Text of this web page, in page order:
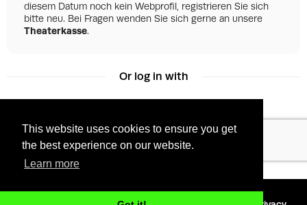
This website uses cookies to ensure you get
the best experience on our website.
Learn more
diesem Datum noch kein Webprofil, registrieren Sie sich
bitte neu. Bei Fragen wenden Sie sich gerne an unsere
Theaterkasse.
Or log in with
Facebook